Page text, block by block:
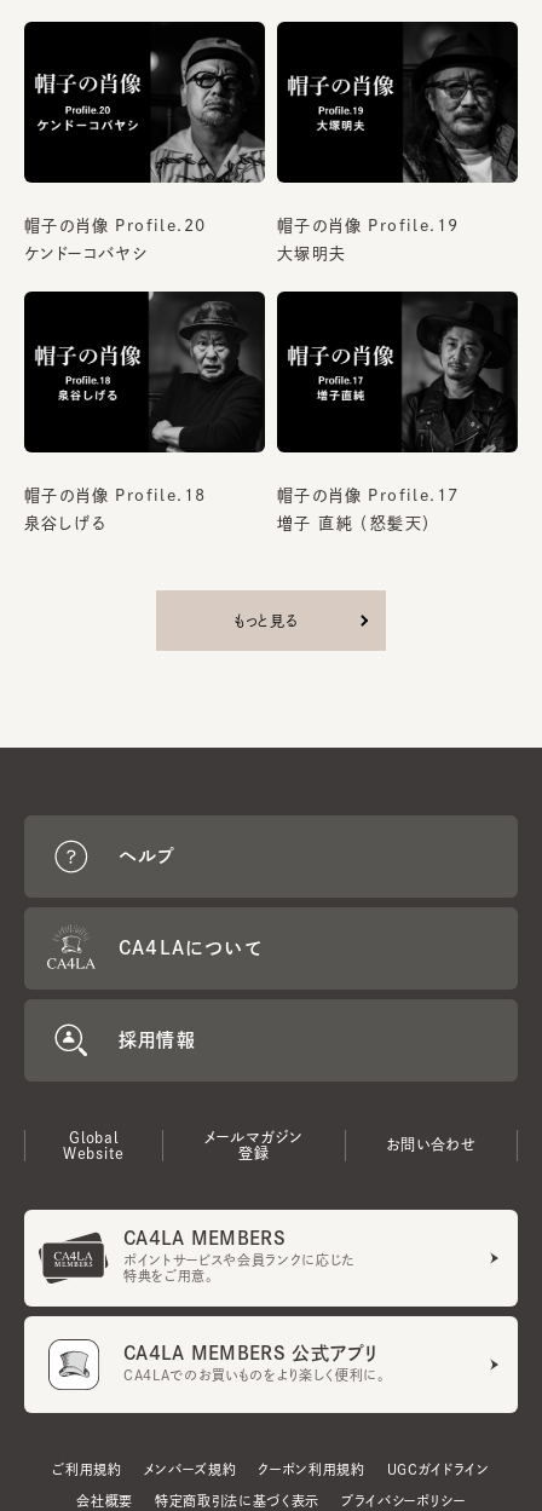
帽子の肖像 Profile.20
ケンドーコバヤシ
帽子の肖像 Profile.19
大塚明夫
帽子の肖像 Profile.18
泉谷しげる
帽子の肖像 Profile.17
増子 直純 （怒髪天）
もっと見る
ヘルプ
CA4LAについて
採用情報
Global
Website
メールマガジン
登録
お問い合わせ
CA4LA MEMBERS
ポイントサービスや会員ランクに応じた
特典をご用意。
CA4LA MEMBERS 公式アプリ
CA4LAでのお買いものをより楽しく便利に。
ご利用規約 メンバーズ規約 クーポン利用規約 UGCガイドライン
会社概要 特定商取引法に基づく表示 プライバシーポリシー